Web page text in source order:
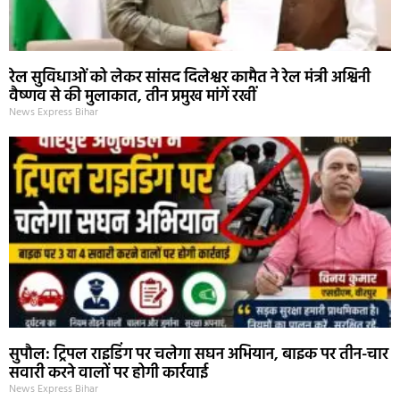
रेल सुविधाओं को लेकर सांसद दिलेश्वर कामैत ने रेल मंत्री अश्विनी
वैष्णव से की मुलाकात, तीन प्रमुख मांगें रखीं
News Express Bihar
सुपौल: ट्रिपल राइडिंग पर चलेगा सघन अभियान, बाइक पर तीन-चार
सवारी करने वालों पर होगी कार्रवाई
News Express Bihar